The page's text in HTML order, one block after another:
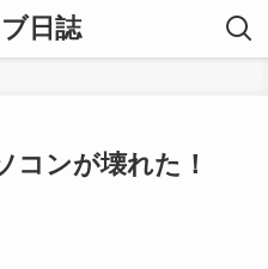
日誌
コンが壊れた！